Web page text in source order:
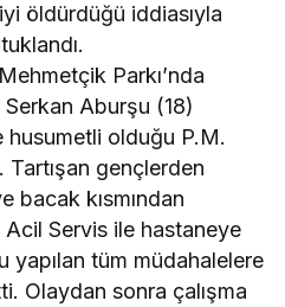
öldürdüğü iddiasıyla
Parkı’nda
Aburşu (18)
olduğu P.M.
Tartışan gençlerden
bacak kısmından
Acil Servis ile hastaneye
yapılan tüm müdahalelere
Olaydan sonra çalışma